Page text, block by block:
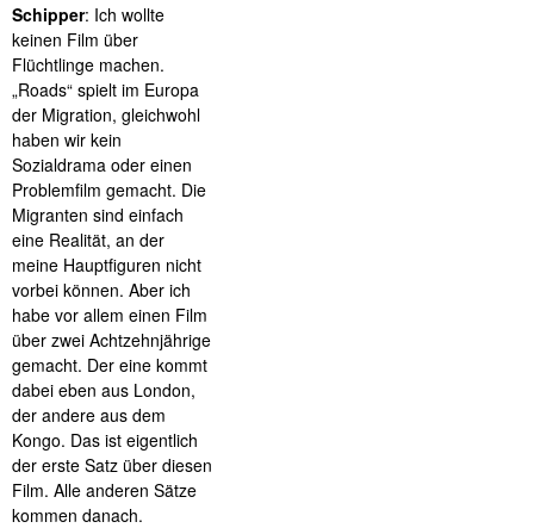
Schipper: Ich wollte
keinen Film über
Flüchtlinge machen.
„Roads“ spielt im Europa
der Migration, gleichwohl
haben wir kein
Sozialdrama oder einen
Problemfilm gemacht. Die
Migranten sind einfach
eine Realität, an der
meine Hauptfiguren nicht
vorbei können. Aber ich
habe vor allem einen Film
über zwei Achtzehnjährige
gemacht. Der eine kommt
dabei eben aus London,
der andere aus dem
Kongo. Das ist eigentlich
der erste Satz über diesen
Film. Alle anderen Sätze
kommen danach.